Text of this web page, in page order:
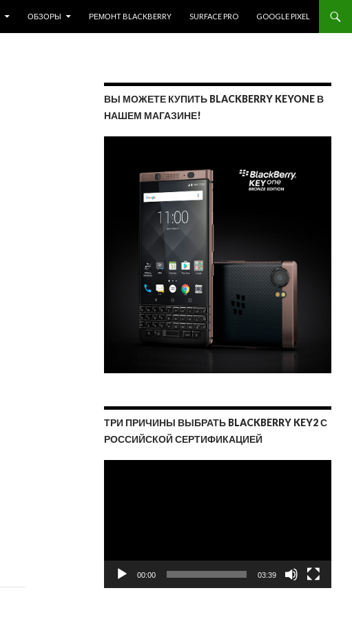
ОБЗОРЫ РЕМОНТ BLACKBERRY SURFACE PRO GOOGLE PIXEL
ВЫ МОЖЕТЕ КУПИТЬ BLACKBERRY KEYONE В
НАШЕМ МАГАЗИНЕ!
ТРИ ПРИЧИНЫ ВЫБРАТЬ BLACKBERRY KEY2 С
РОССИЙСКОЙ СЕРТИФИКАЦИЕЙ
00:00 03:39